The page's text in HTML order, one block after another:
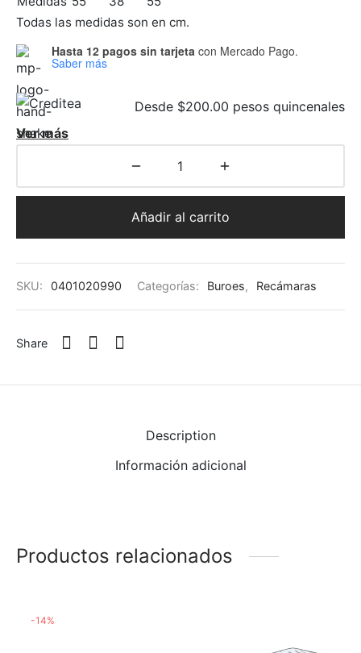
Todas las medidas son en cm.
Hasta 12 pagos sin tarjeta con Mercado Pago.
Saber más
Desde $200.00 pesos quincenales
Ver más
Añadir al carrito
SKU: 0401020990 Categorías: Buroes, Recámaras
Share
Description
Información adicional
Productos relacionados
-14%
Seat
ocasional
Cama
Muebles de Tv
para comedor
para comedor
doble